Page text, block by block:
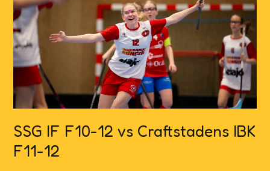
SSG IF F10-12 vs Craftstadens IBK
F11-12
vs
Craftstadens
IBK
F11-
12